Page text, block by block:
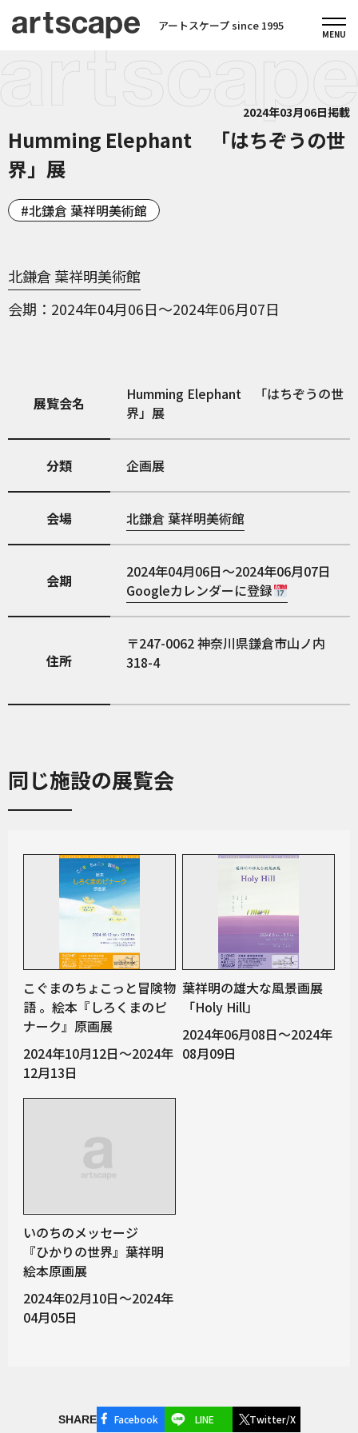
アートスケープ since 1995
2024年03月06日掲載
Humming Elephant 「はちぞうの世
界」展
北鎌倉 葉祥明美術館
北鎌倉 葉祥明美術館
会期
2024年04月06日～2024年06月07日
展覧会名
Humming Elephant 「はちぞうの世
界」展
分類 企画展
会場 北鎌倉 葉祥明美術館
会期
2024年04月06日～2024年06月07日
Googleカレンダーに登録
住所
247-0062神奈川県鎌倉市山ノ内
318-4
同じ施設の展覧会
こぐまのちょこっと冒険物
語 。絵本『しろくまのピ
ナーク』原画展
2024年10月12日～2024年
12月13日
葉祥明の雄大な風景画展
「Holy Hill」
2024年06月08日～2024年
08月09日
いのちのメッセージ
『ひかりの世界』葉祥明
絵本原画展
2024年02月10日～2024年
04月05日
SHARE Facebook LINE Twitter/X